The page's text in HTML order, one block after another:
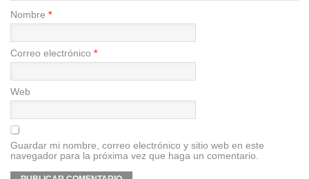
Nombre *
Correo electrónico *
Web
Guardar mi nombre, correo electrónico y sitio web en este
navegador para la próxima vez que haga un comentario.